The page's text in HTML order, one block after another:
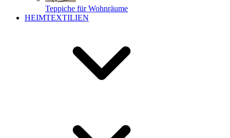
Teppiche für Wohnräume
HEIMTEXTILIEN